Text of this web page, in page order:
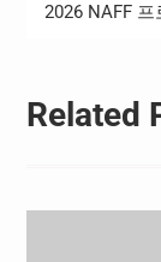
2026 NAFF
Related